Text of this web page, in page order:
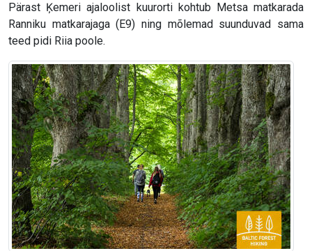
Pärast Ķemeri ajaloolist kuurorti kohtub Metsa matkarada
Ranniku matkarajaga (E9) ning mõlemad suunduvad sama
teed pidi Riia poole.